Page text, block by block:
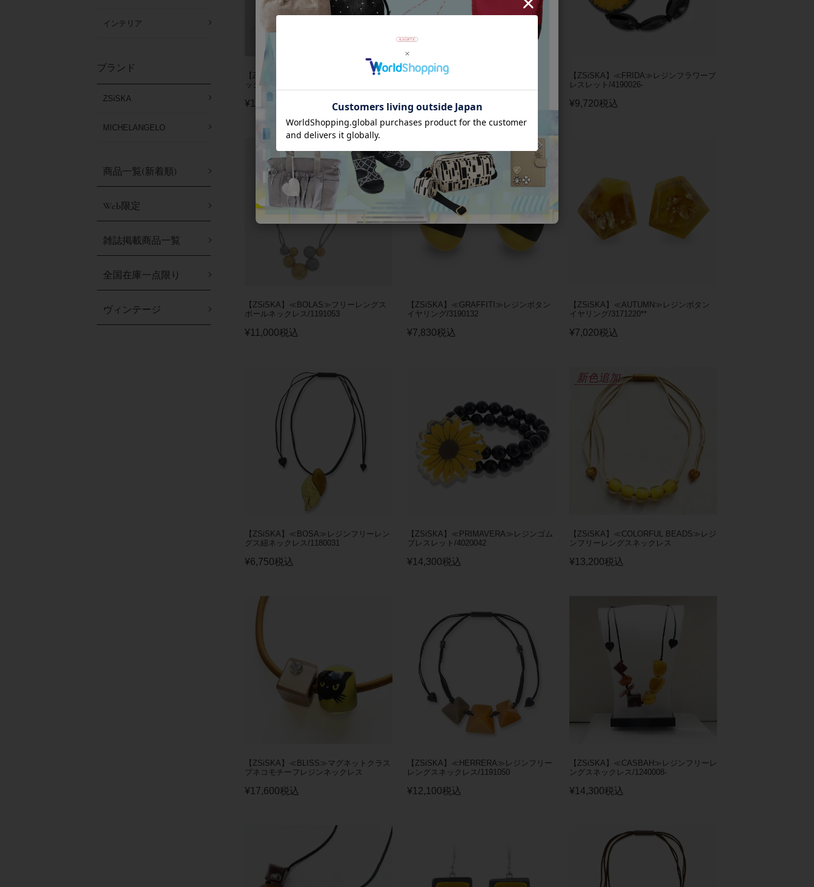
インテリア
ブランド
ZSiSKA
MICHELANGELO
商品一覧(新着順)
Web限定
雑誌掲載商品一覧
全国在庫一点限り
ヴィンテージ
【ZSiSKA】《BLISS GOLD》ショートネ
ックレス/1231120-
¥13,200
【ZSiSKA】≪CASBAH≫レジンロングイ
¥13,200税込
【ZSiSKA】≪FRIDA≫レジンフラワーブ
レスレット/4190026-
¥9,720税込
SOLD OUT
【ZSiSKA】≪BOLAS≫フリーレングス
ボールネックレス/1191053
¥11,000税込
【ZSiSKA】≪GRAFFITI≫レジンボタン
イヤリング/3190132
¥7,830税込
【ZSiSKA】≪AUTUMN≫レジンボタン
イヤリング/3171220**
¥7,020税込
【ZSiSKA】≪BOSA≫レジンフリーレン
グス紐ネックレス/1180031
¥6,750税込
【ZSiSKA】≪PRIMAVERA≫レジンゴム
ブレスレット/4020042
¥14,300税込
新色追加
【ZSiSKA】≪COLORFUL BEADS≫レジ
ンフリーレングスネックレス
¥13,200税込
【ZSiSKA】≪BLISS≫マグネットクラス
プネコモチーフレジンネックレス
¥17,600税込
【ZSiSKA】≪HERRERA≫レジンフリー
レングスネックレス/1191050
¥12,100税込
【ZSiSKA】≪CASBAH≫レジンフリーレ
ングスネックレス/1240008-
¥14,300税込